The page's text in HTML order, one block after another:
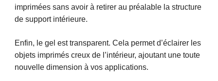
imprimées sans avoir à retirer au préalable la structure
de support intérieure.
Enfin, le gel est transparent. Cela permet d’éclairer les
objets imprimés creux de l’intérieur, ajoutant une toute
nouvelle dimension à vos applications.